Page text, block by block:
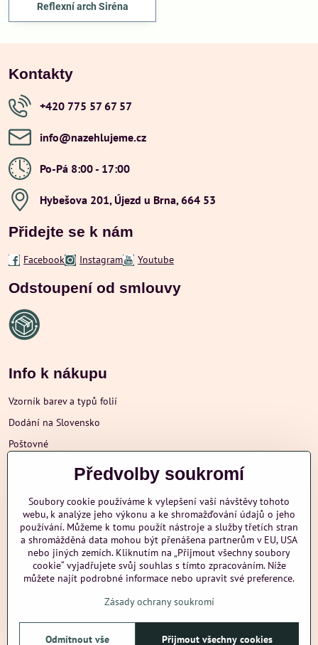
Reflexní arch Siréna
Kontakty
+420 775 57 67 57
info​@nazehlujeme​.cz
Po-Pá 8:00 - 17:00
Hybešova 201, Újezd u Brna, 664 53
Přidejte se k nám
Facebook Instagram Youtube
Odstoupení od smlouvy
Info k nákupu
Vzorník barev a typů folií
Dodání na Slovensko
Poštovné
Obchodní podmínky
Ochrana osobních údajů
Další informace
nazehlujeme
Předvolby soukromí
Soubory cookie používáme k vylepšení vaší návštěvy tohoto
webu, k analýze jeho výkonu a ke shromažďování údajů o jeho
používání. Můžeme k tomu použít nástroje a služby třetích stran
a shromážděná data mohou být přenášena partnerům v EU, USA
nebo jiných zemích. Kliknutím na „Přijmout všechny soubory
cookie“ vyjadřujete svůj souhlas s tímto zpracováním. Níže
můžete najít podrobné informace nebo upravit své preference.
Zásady ochrany soukromí
Přijmout všechny cookies
Odmítnout vše